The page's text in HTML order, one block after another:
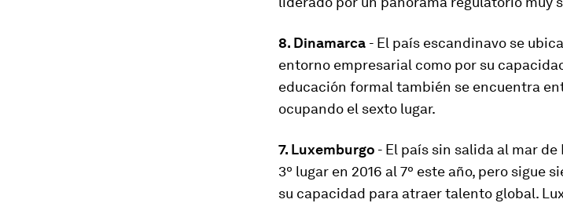
8. Dinamarca - El país escandinavo se
entorno empresarial como por su
educación formal también se encuentra
ocupando el sexto lugar.
7. Luxemburgo - El país sin salida al mar
3º lugar en 2016 al 7º este año, pero sigue
su capacidad para atraer talento global.